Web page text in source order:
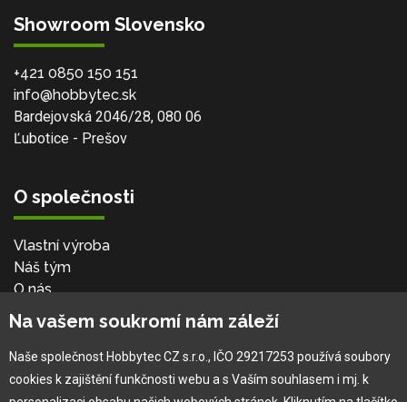
Showroom Slovensko
+421 0850 150 151
info@hobbytec.sk
Bardejovská 2046/28, 080 06
Ľubotice - Prešov
O společnosti
Vlastní výroba
Náš tým
O nás
Pro zákazníka
Obchodní podmínky
Na vašem soukromí nám záleží
Naše společnost Hobbytec CZ s.r.o., IČO 29217253 používá soubory
cookies k zajištění funkčnosti webu a s Vaším souhlasem i mj. k